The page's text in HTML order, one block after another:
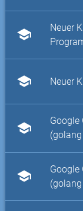
school
Neuer
school Neuer
school
Google
school
Google